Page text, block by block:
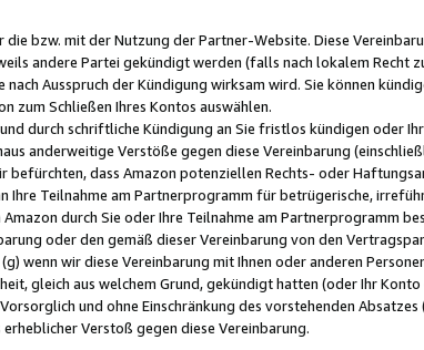
bzw. mit der Nutzung der Partner-Website. Diese
andere Partei gekündigt werden (falls nach lokalem Recht
Ausspruch der Kündigung wirksam wird. Sie können
zum Schließen Ihres Kontos auswählen.
durch schriftliche Kündigung an Sie fristlos kündigen oder
anderweitige Verstöße gegen diese Vereinbarung
befürchten, dass Amazon potenziellen Rechts- oder
Ihre Teilnahme am Partnerprogramm für betrügerische,
durch Sie oder Ihre Teilnahme am Partnerprogramm
oder den gemäß dieser Vereinbarung von den
wir diese Vereinbarung mit Ihnen oder anderen
gleich aus welchem Grund, gekündigt hatten (oder Ihr
und ohne Einschränkung des vorstehenden
Verstoß gegen diese Vereinbarung.